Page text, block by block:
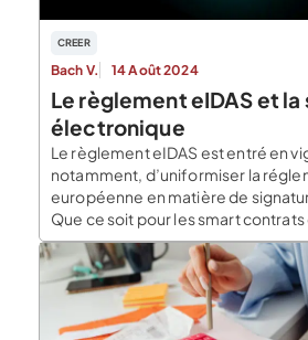
CREER
Bach V. 14 Août 2024
Le règlement eIDAS et
électronique
Le règlement eIDAS est entré en
notamment, d’uniformiser la
européenne en matière de
Que ce soit pour les smart
administratifs quotidiens, la
simplifie les échanges. Qu’est-ce
électronique ? La signature
moyen intelligent, efficace et
[…]